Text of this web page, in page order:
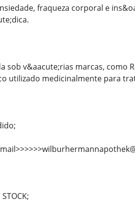
fraqueza corporal e
sob v&aacute;rias marcas, como
utilizado medicinalmente para